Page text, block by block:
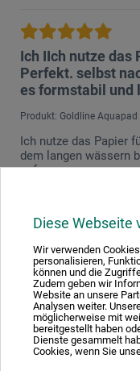
Diese Webseite
Wir verwenden
personalisieren,
können und die
Zudem geben wir
Website an unsere
Analysen weiter.
möglicherweise mit
bereitgestellt haben
Dienste gesammelt
Cookies, wenn Sie
Ich IIch nutze das
Perfekt. selbst
es formstabil und
Produkt: Goldline
Ich nutze das Papier
dem langen wässern
auf.
Produkt: Goldline
verifizierter Kauf
Für meine Zwecke
schwer genug, um
aufzunehmen. Es